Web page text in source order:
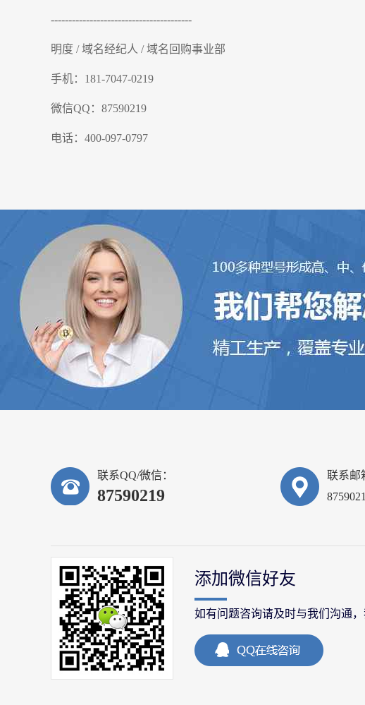
----------------------------------------
明度 / 域名经纪人 / 域名回购事业部
手机：181-7047-0219
微信QQ：87590219
电话：400-097-0797
联系QQ/微信：
87590219
联系邮
添加微信好友
如有问题咨询请及时与我们沟通，